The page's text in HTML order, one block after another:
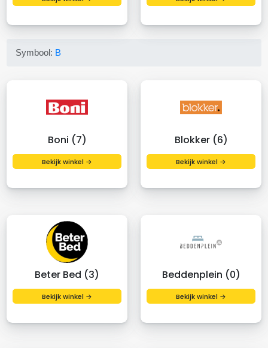
Symbool: B
Boni (7)
Bekijk winkel →
Blokker (6)
Bekijk winkel →
Beter Bed (3)
Bekijk winkel →
Beddenplein (0)
Bekijk winkel →